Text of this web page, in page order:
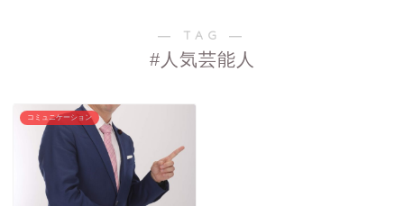
― TAG ―
#人気芸能人
コミュニケーション